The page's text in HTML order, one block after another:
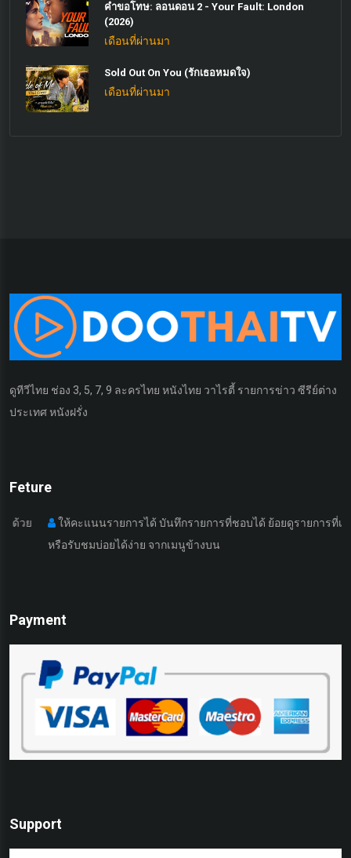
คำขอโทษ: ลอนดอน 2 - Your Fault: London
(2026)
เดือนที่ผ่านมา
Sold Out On You (รักเธอหมดใจ)
เดือนที่ผ่านมา
ดูทีวีไทย ช่อง 3, 5, 7, 9 ละครไทย หนังไทย วาไรตี้ รายการข่าว ซีรีย์ต่าง
ประเทศ หนังฝรั่ง
Feture
ให้คะแนนรายการได้ บันทึกรายการที่ชอบได้ ย้อยดูรายการที่เคยดูมา
หรือรับชมบ่อยได้ง่าย จากเมนูข้างบน
Payment
Support